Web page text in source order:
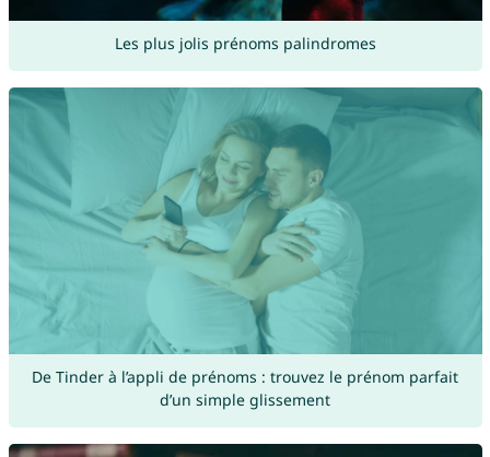
Les plus jolis prénoms palindromes
De Tinder à l’appli de prénoms : trouvez le prénom parfait
d’un simple glissement